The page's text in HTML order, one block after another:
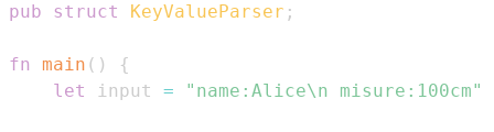
pub
struct KeyValueParser ;
fn main ( )
{
let
input = "name:Alice\n misure:100cm"